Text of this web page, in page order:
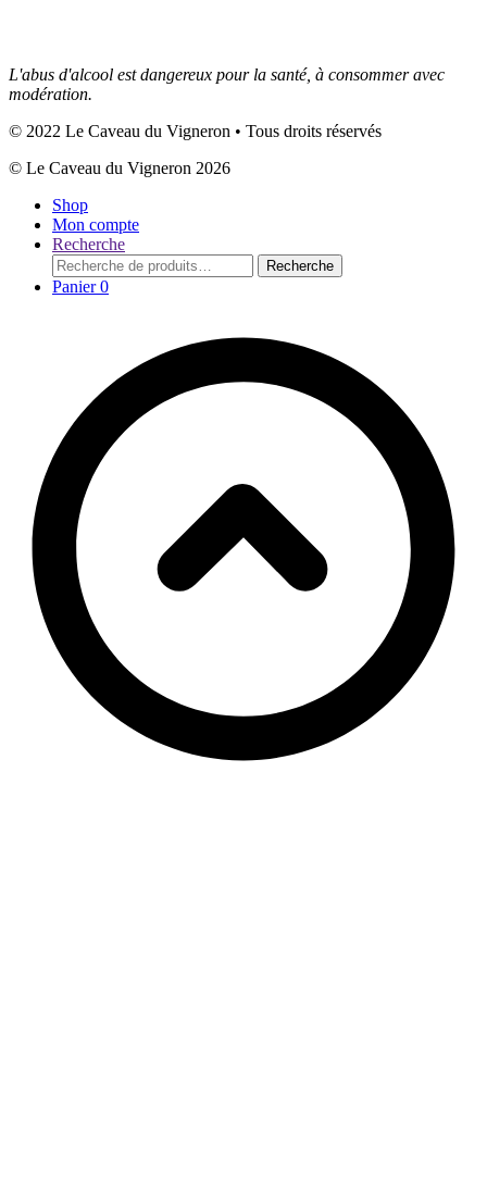
L'abus d'alcool est dangereux pour la santé, à consommer avec
modération.
© 2022 Le Caveau du Vigneron • Tous droits réservés
© Le Caveau du Vigneron 2026
Shop
Mon compte
Recherche
Recherche
pour :
Recherche
Panier0